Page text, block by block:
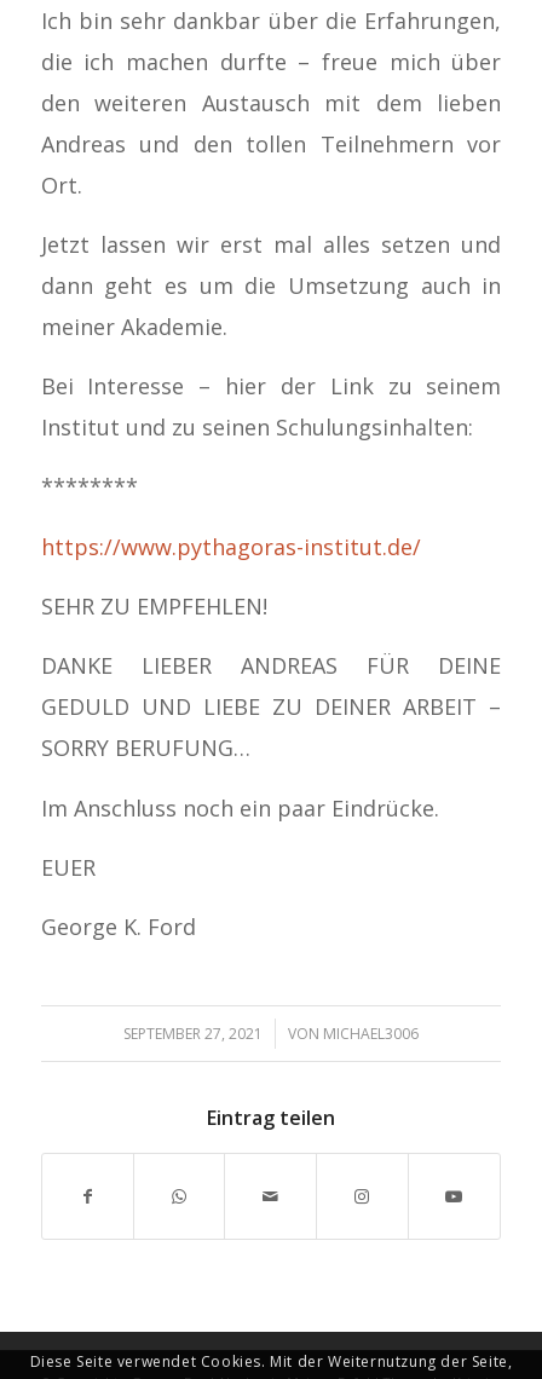
Ich bin sehr dankbar über die Erfahrungen,
die ich machen durfte – freue mich über
den weiteren Austausch mit dem lieben
Andreas und den tollen Teilnehmern vor
Ort.
Jetzt lassen wir erst mal alles setzen und
dann geht es um die Umsetzung auch in
meiner Akademie.
Bei Interesse – hier der Link zu seinem
Institut und zu seinen Schulungsinhalten:
********
https://www.pythagoras-institut.de/
SEHR ZU EMPFEHLEN!
DANKE LIEBER ANDREAS FÜR DEINE
GEDULD UND LIEBE ZU DEINER ARBEIT –
SORRY BERUFUNG…
Im Anschluss noch ein paar Eindrücke.
EUER
George K. Ford
SEPTEMBER 27, 2021
/ VON MICHAEL3006
Eintrag teilen
Diese Seite verwendet Cookies. Mit der Weiternutzung der Seite,